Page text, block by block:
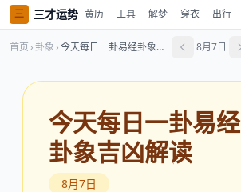
三 三才运势 黄历 工具 解梦 穿衣 出行
首页 ›卦象 › 今天每日一卦易经卦象吉凶解读 8月7日
今天每日一卦易经
卦象吉凶解读
8月7日